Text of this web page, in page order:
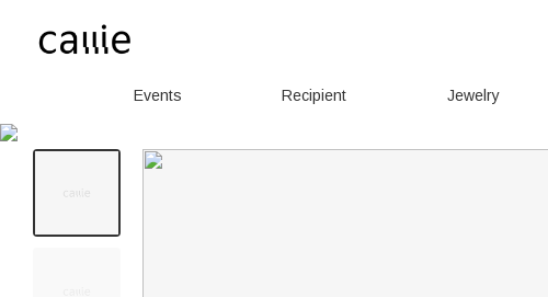
Events Recipient Jewelry